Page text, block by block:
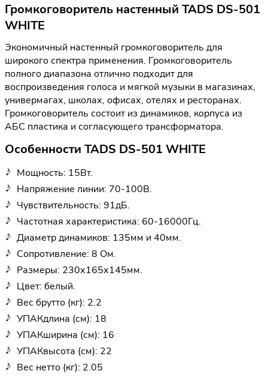
Громкоговоритель настенный TADS DS-501
WHITE
Экономичный настенный громкоговоритель для
широкого спектра применения. Громкоговоритель
полного диапазона отлично подходит для
воспроизведения голоса и мягкой музыки в магазинах,
универмагах, школах, офисах, отелях и ресторанах.
Громкоговоритель состоит из динамиков, корпуса из
АБС пластика и согласующего трансформатора.
Особенности TADS DS-501 WHITE
Мощность: 15Вт.
Напряжение линии: 70-100В.
Чувствительность: 91дБ.
Частотная характеристика: 60-16000Гц.
Диаметр динамиков: 135мм и 40мм.
Сопротивление: 8 Ом.
Размеры: 230х165х145мм.
Цвет: белый.
Вес брутто (кг): 2.2
УПАКдлина (см): 18
УПАКширина (см): 16
УПАКвысота (см): 22
Вес нетто (кг): 2.05